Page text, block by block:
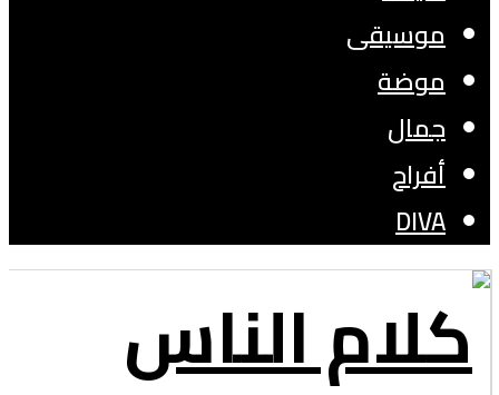
موسيقى
موضة
جمال
أفراح
DIVA